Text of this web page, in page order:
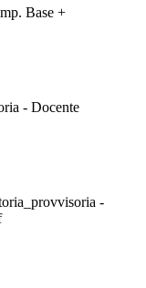
Base +
- Docente
-